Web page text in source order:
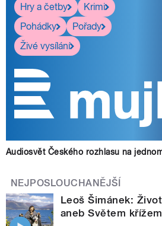
Hry a četby
Krimi
Pohádky
Pořady
Živé vysílání
Audiosvět Českého rozhlasu na
NEJPOSLOUCHANĚJŠÍ
Leoš Šimánek:
aneb Světem